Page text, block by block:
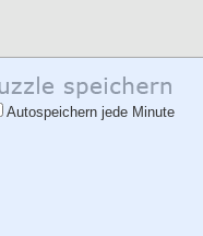
Autospeichern jede Minute